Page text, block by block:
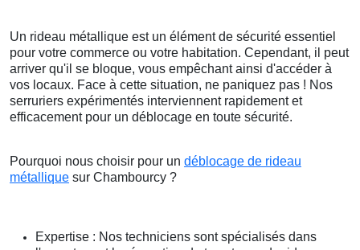
Un rideau métallique est un élément de sécurité essentiel
pour votre commerce ou votre habitation. Cependant, il peut
arriver qu'il se bloque, vous empêchant ainsi d'accéder à
vos locaux. Face à cette situation, ne paniquez pas ! Nos
serruriers expérimentés interviennent rapidement et
efficacement pour un déblocage en toute sécurité.
Pourquoi nous choisir pour un déblocage de rideau
métallique sur Chambourcy ?
Expertise : Nos techniciens sont spécialisés dans